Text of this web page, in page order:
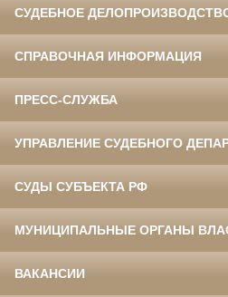
СУДЕБНОЕ
СПРАВОЧНАЯ ИНФОРМАЦИЯ
ПРЕСС-СЛУЖБА
УПРАВЛЕНИЕ СУДЕБНОГО
СУДЫ СУБЪЕКТА РФ
МУНИЦИПАЛЬНЫЕ ОРГАНЫ
ВАКАНСИИ